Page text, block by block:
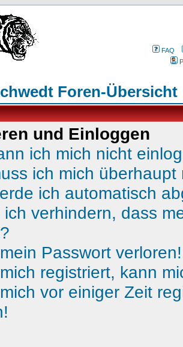
FAQ
Foren-Übersicht
und Einloggen
ich mich nicht
ich mich überhaupt
ich automatisch
verhindern, dass
Passwort verloren!
registriert, kann
vor einiger Zeit